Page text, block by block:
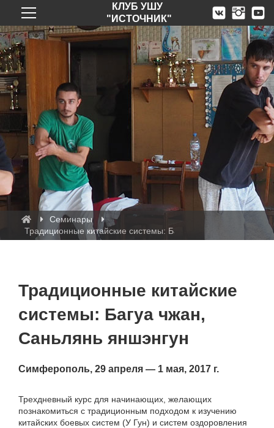
КЛУБ УШУ
"ИСТОЧНИК"
Семинары
Традиционные китайские системы: Багуа чжан, Саньлянь
Традиционные китайские
системы: Багуа чжан,
Саньлянь яншэнгун
Симферополь, 29 апреля — 1 мая, 2017 г.
Трехдневный курс для начинающих, желающих
познакомиться с традиционным подходом к изучению
китайских боевых систем (У Гун) и систем оздоровления